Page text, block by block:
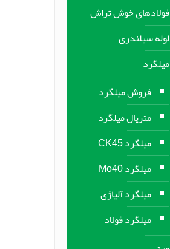
فولادهای خوش تراش
لوله سیلندری
میلگرد
فروش میلگرد
متریال میلگرد
میلگرد CK45
میلگرد Mo40
میلگرد آلیاژی
میلگرد فولاد